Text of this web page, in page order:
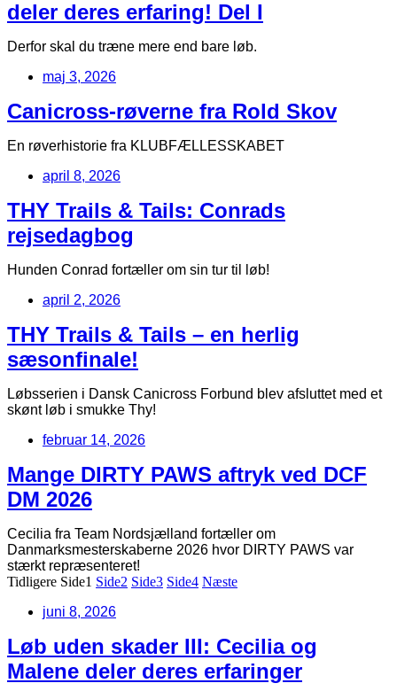
deler deres erfaring! Del I
Derfor skal du træne mere end bare løb.
maj 3, 2026
Canicross-røverne fra Rold Skov
En røverhistorie fra KLUBFÆLLESSKABET
april 8, 2026
THY Trails & Tails: Conrads
rejsedagbog
Hunden Conrad fortæller om sin tur til løb!
april 2, 2026
THY Trails & Tails – en herlig
sæsonfinale!
Løbsserien i Dansk Canicross Forbund blev afsluttet med et
skønt løb i smukke Thy!
februar 14, 2026
Mange DIRTY PAWS aftryk ved DCF
DM 2026
Cecilia fra Team Nordsjælland fortæller om
Danmarksmesterskaberne 2026 hvor DIRTY PAWS var
stærkt repræsenteret!
Tidligere Side1 Side2 Side3 Side4 Næste
juni 8, 2026
Løb uden skader III: Cecilia og
Malene deler deres erfaringer